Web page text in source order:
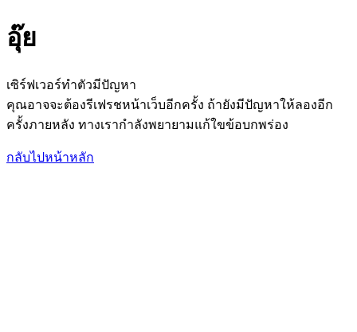
อุ๊ย
เซิร์ฟเวอร์ทำตัวมีปัญหา
คุณอาจจะต้องรีเฟรชหน้าเว็บอีกครั้ง ถ้ายังมีปัญหาให้ลองอีก
ครั้งภายหลัง ทางเรากำลังพยายามแก้ใขข้อบกพร่อง
กลับไปหน้าหลัก